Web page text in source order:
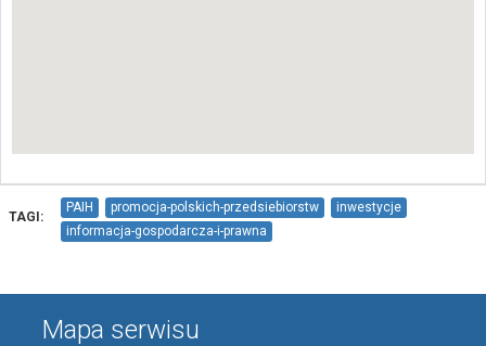
TAGI:
PAIH promocja-polskich-przedsiebiorstw
inwestycje
informacja-gospodarcza-i-prawna
Mapa serwisu